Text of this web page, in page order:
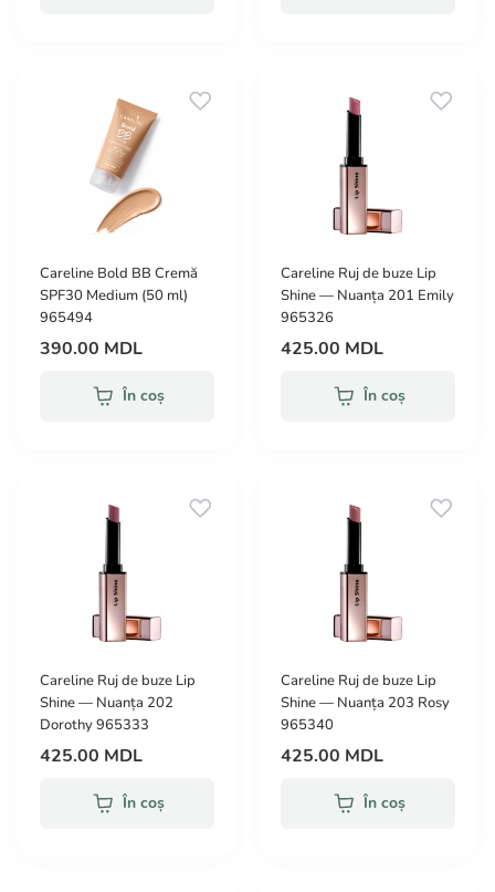
Careline Bold BB Cremă
SPF30 Medium (50 ml)
965494
390.00 MDL
În coș
Careline Ruj de buze Lip
Shine — Nuanța 201 Emily
965326
425.00 MDL
În coș
Careline Ruj de buze Lip
Shine — Nuanța 202
Dorothy 965333
425.00 MDL
În coș
Careline Ruj de buze Lip
Shine — Nuanța 203 Rosy
965340
425.00 MDL
În coș